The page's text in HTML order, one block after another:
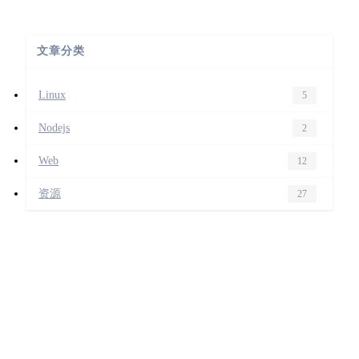
文章分类
Linux 5
Nodejs 2
Web 12
资源 27